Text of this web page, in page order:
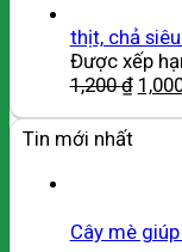
thịt, chả
Được xếp
1,200₫
Tin mới nhất
Cây mè giúp